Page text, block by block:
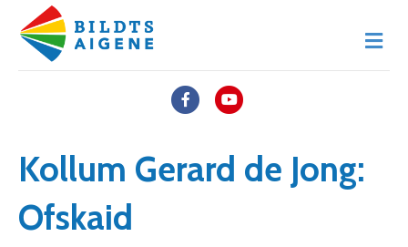
F
e
Y
u
t
M
e
n
Kollum Gerard de Jong:
Ofskaid